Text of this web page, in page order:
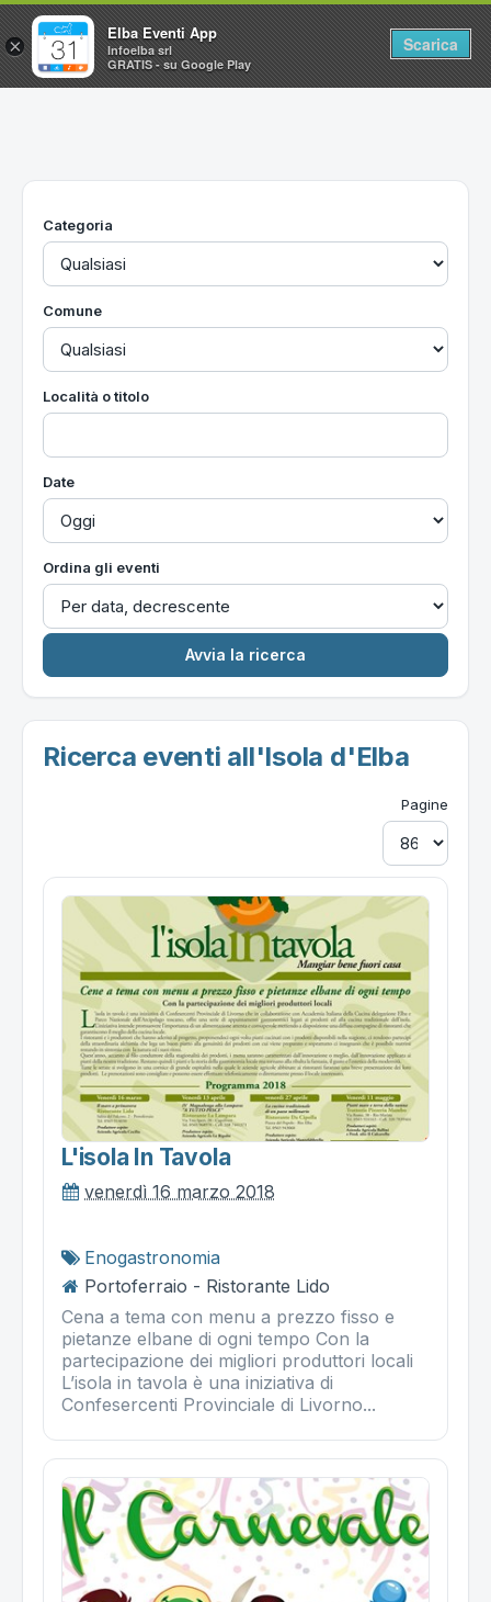
Home
Utilità
Categoria
Comune
Località o titolo
Date
Ordina gli eventi
Ricerca eventi all'Isola d'Elba
Pagine
L'isola In Tavola
venerdì 16 marzo 2018
Enogastronomia
Portoferraio - Ristorante Lido
Cena a tema con menu a prezzo fisso e
pietanze elbane di ogni tempo Con la
partecipazione dei migliori produttori locali
L’isola in tavola è una iniziativa di
Confesercenti Provinciale di Livorno...
×
Elba Eventi App
Infoelba srl
GRATIS - su Google Play
Scarica